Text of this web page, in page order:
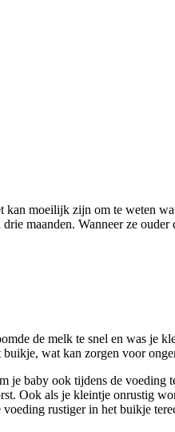
moeilijk zijn om te weten
maanden. Wanneer ze
de melk te snel en was je
wat kan zorgen voor
je baby ook tijdens de
Ook als je kleintje onrustig
rustiger in het buikje